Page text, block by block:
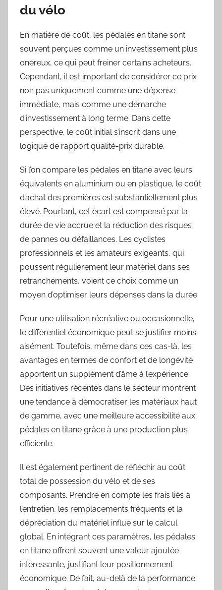
du vélo
En matière de coût, les pédales en titane sont
souvent perçues comme un investissement plus
onéreux, ce qui peut freiner certains acheteurs.
Cependant, il est important de considérer ce prix
non pas uniquement comme une dépense
immédiate, mais comme une démarche
d’investissement à long terme. Dans cette
perspective, le coût initial s’inscrit dans une
logique de rapport qualité-prix durable.
Si l’on compare les pédales en titane avec leurs
équivalents en aluminium ou en plastique, le coût
d’achat des premières est substantiellement plus
élevé. Pourtant, cet écart est compensé par la
durée de vie accrue et la réduction des risques
de pannes ou défaillances. Les cyclistes
professionnels et les amateurs exigeants, qui
poussent régulièrement leur matériel dans ses
retranchements, voient ce choix comme un
moyen d’optimiser leurs dépenses dans la durée.
Pour une utilisation récréative ou occasionnelle,
le différentiel économique peut se justifier moins
aisément. Toutefois, même dans ces cas-là, les
avantages en termes de confort et de longévité
apportent un supplément d’âme à l’expérience.
Des initiatives récentes dans le secteur montrent
une tendance à démocratiser les matériaux haut
de gamme, avec une meilleure accessibilité aux
pédales en titane grâce à une production plus
efficiente.
Il est également pertinent de réfléchir au coût
total de possession du vélo et de ses
composants. Prendre en compte les frais liés à
l’entretien, les remplacements fréquents et la
dépréciation du matériel influe sur le calcul
global. En intégrant ces paramètres, les pédales
en titane offrent souvent une valeur ajoutée
intéressante, justifiant leur positionnement
économique. De fait, au-delà de la performance